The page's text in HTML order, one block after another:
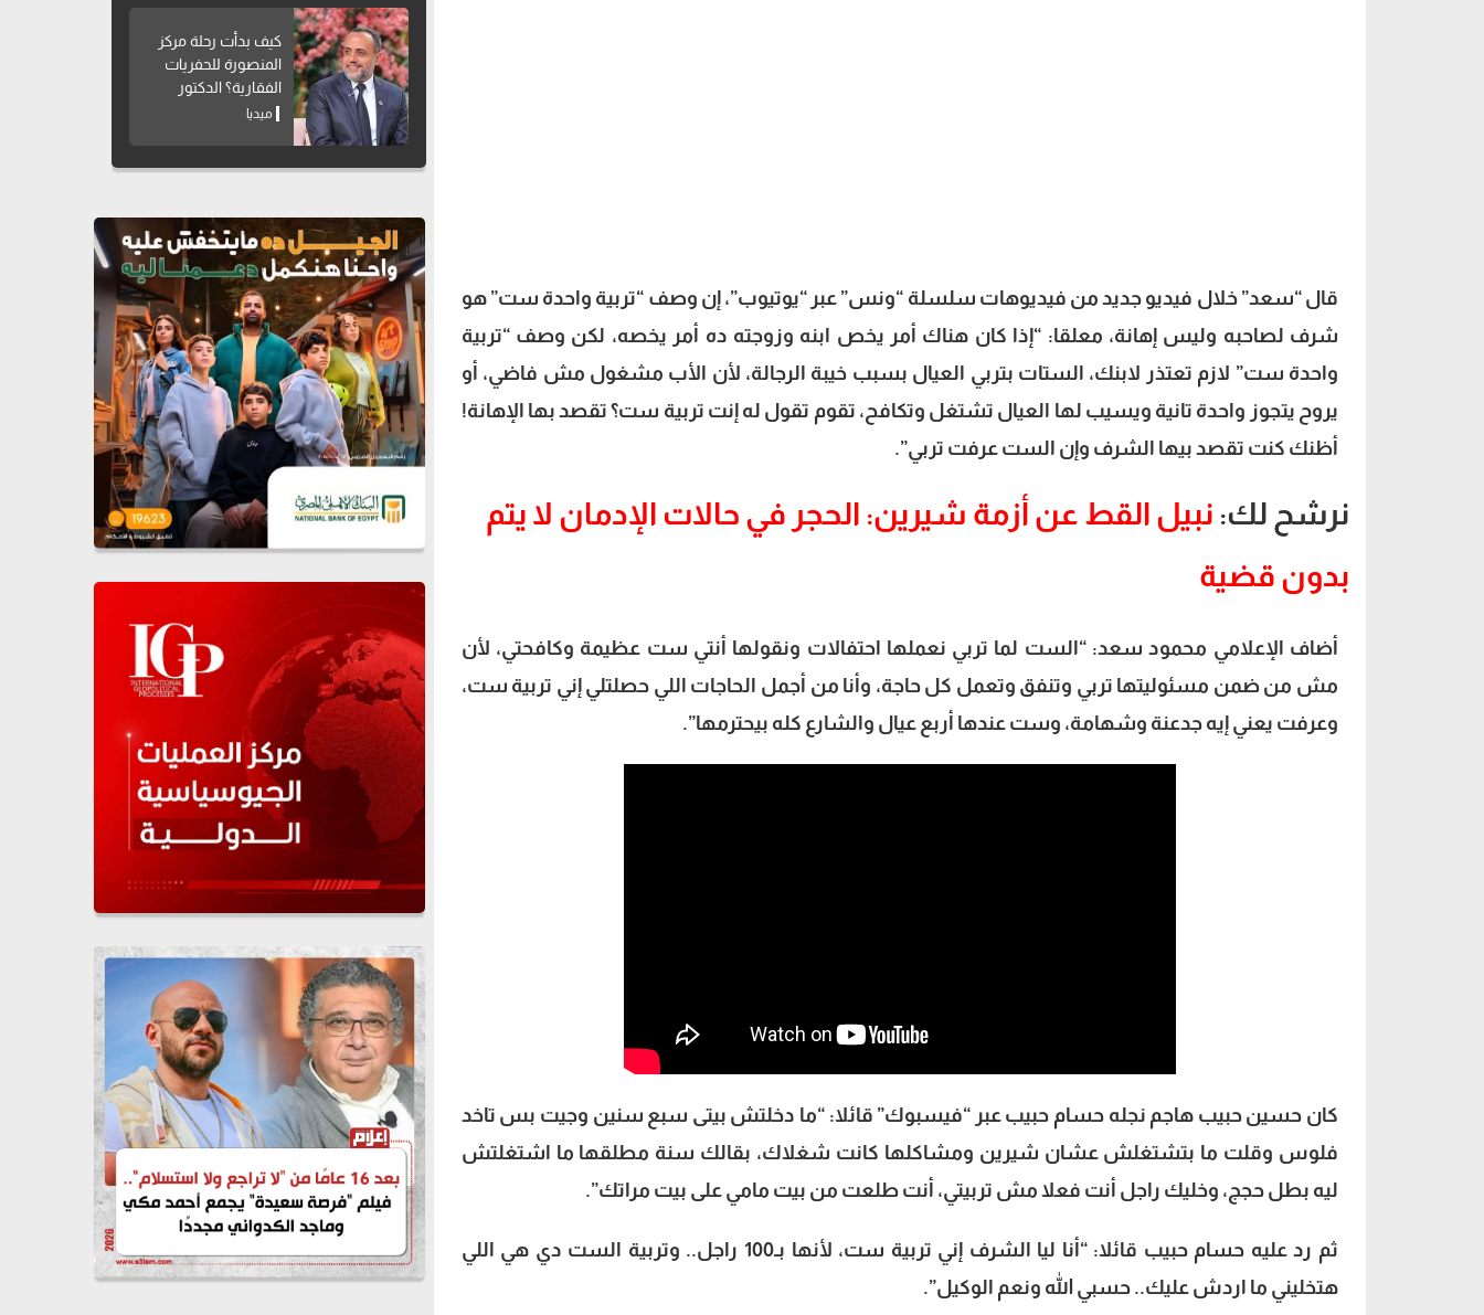
قال “سعد” خلال فيديو جديدمن فيديوهات سلسلة “ونس” عبر “يوتيوب”، إن وصف “تربية واحدة ست” هو
شرف لصاحبه وليس إهانة، معلقا: “إذا كان هناك أمر يخص ابنه وزوجته ده أمر يخصه، لكن وصف “تربية
واحدة ست” لازم تعتذر لابنك، الستات بتربي العيال بسبب خيبة الرجالة، لأن الأب مشغول مش فاضي، أو
يروح يتجوز واحدة تانية ويسيب لها العيال تشتغل وتكافح، تقوم تقول له إنت تربية ست؟ تقصد بها الإهانة!
أظنك كنت تقصد بيها الشرف وإن الست عرفت تربي”.
نرشح لك: نبيل القط عن أزمة شيرين: الحجر في حالات الإدمان لا يتم
بدون قضية
أضاف الإعلامي محمود سعد: “الست لما تربي نعملها احتفالات ونقولها أنتي ست عظيمة وكافحتي، لأن
مش من ضمن مسئوليتها تربي وتنفق وتعمل كل حاجة، وأنا من أجمل الحاجات اللي حصلتلي إني تربية ست،
وعرفت يعني إيه جدعنة وشهامة، وست عندها أربع عيال والشارع كله بيحترمها”.
كان حسين حبيب هاجم نجله حسام حبيب عبر “فيسبوك” قائلا: “ما دخلتش بيتى سبع سنين وجيت بس تاخد
فلوس وقلت ما بتشتغلش عشان شيرين ومشاكلها كانت شغلاك، بقالك سنة مطلقها ما اشتغلتش
ليه بطل حجج، وخليك راجل أنت فعلا مش تربيتي، أنت طلعت من بيت مامي على بيت مراتك”.
ثم رد عليه حسام حبيب قائلا: “أنا ليا الشرف إني تربية ست، لأنها بـ100 راجل.. وتربية الست دي هي اللي
هتخليني ما اردش عليك.. حسبي الله ونعم الوكيل”.
كيف بدأت رحلة مركز
المنصورة للحفريات
الفقارية؟ الدكتور
هشام سلام يوضح
ميديا